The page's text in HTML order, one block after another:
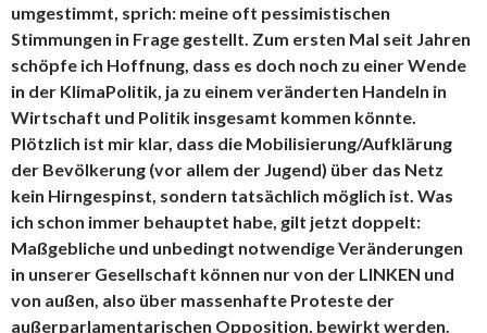
umgestimmt, sprich: meine oft pessimistischen
Stimmungen in Frage gestellt. Zum ersten Mal seit Jahren
schöpfe ich Hoffnung, dass es doch noch zu einer Wende
in der KlimaPolitik, ja zu einem veränderten Handeln in
Wirtschaft und Politik insgesamt kommen könnte.
Plötzlich ist mir klar, dass die Mobilisierung/Aufklärung
der Bevölkerung (vor allem der Jugend) über das Netz
kein Hirngespinst, sondern tatsächlich möglich ist. Was
ich schon immer behauptet habe, gilt jetzt doppelt:
Maßgebliche und unbedingt notwendige Veränderungen
in unserer Gesellschaft können nur von der LINKEN und
von außen, also über massenhafte Proteste der
außerparlamentarischen Opposition, bewirkt werden.